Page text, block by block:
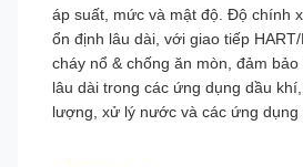
áp suất, mức và mật độ. Độ chính
ổn định lâu dài, với giao tiếp
cháy nổ & chống ăn mòn, đảm
lâu dài trong các ứng dụng dầu
lượng, xử lý nước và các ứng dụng